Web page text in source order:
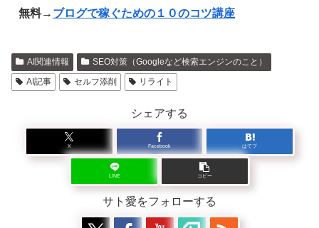
無料→ ブログで稼ぐための１０のコツ講座
AI関連情報
SEO対策（Googleなど検索エンジンのこと）
AI記事
セルフ添削 リライト
シェアする
X Facebook はてブ
LINE コピー
サト愛をフォローする